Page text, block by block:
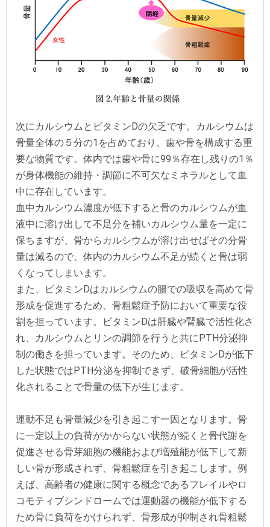
次にカルシウムとビタミンDの欠乏です。カルシウムは
骨量全体の５分の1を占めており、歯や骨を構成する重
要な物質です。体内では歯や骨に99％存在し残りの1％
が身体機能の維持・調節に不可欠なミネラルとして血
中に存在しています。
血中カルシウム濃度が低下すると骨のカルシウムが血
液中に溶け出して不足分を補いカルシウム量を一定に
保ちますが、骨からカルシウムが溶け出せばその分骨
量は減るので、体内のカルシウム不足が続くと骨は弱
くなってしまいます。
また、ビタミンDはカルシウムの腸での吸収を高めて骨
形成を促進するため、骨粗鬆症予防において重要な役
割を担っています。ビタミンDは肝臓や腎臓で活性化さ
れ、カルシウムとリンの調節を行うと共にPTH分泌抑
制の働きを担っています。そのため、ビタミンDが低下
した状態ではPTH分泌を抑制できず、破骨細胞が活性
化されることで骨量の低下が生じます。
運動不足も骨量減少を引き起こす一因となります。骨
に一定以上の負荷がかからない状態が続くと骨代謝を
促進させる骨芽細胞の機能および増殖能が低下して新
しい骨が形成されず、骨粗鬆症を引き起こします。例
えば、高齢者の健康に関する概念であるフレイルやロ
コモティブシンドロームでは運動器の機能が低下する
ため骨に負荷をかけられず、骨形成が抑制され骨粗鬆